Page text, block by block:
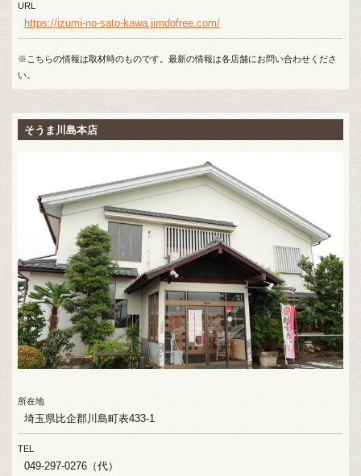
URL
https://izumi-no-sato-kawa.jimdofree.com/
※こちらの情報は取材時のものです。最新の情報は各店舗にお問い合わせくださ
い。
そうま川島本店
所在地
埼玉県比企郡川島町表433-1
TEL
049-297-0276（代）